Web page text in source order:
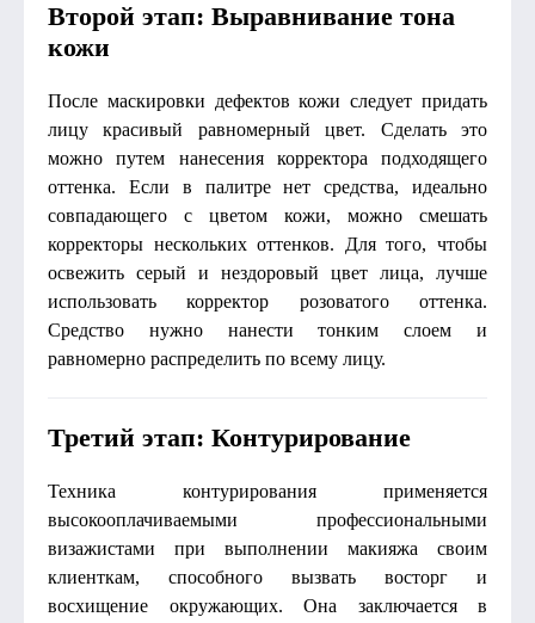
Второй этап: Выравнивание тона
кожи
После маскировки дефектов кожи следует придать
лицу красивый равномерный цвет. Сделать это
можно путем нанесения корректора подходящего
оттенка. Если в палитре нет средства, идеально
совпадающего с цветом кожи, можно смешать
корректоры нескольких оттенков. Для того, чтобы
освежить серый и нездоровый цвет лица, лучше
использовать корректор розоватого оттенка.
Средство нужно нанести тонким слоем и
равномерно распределить по всему лицу.
Третий этап: Контурирование
Техника контурирования применяется
высокооплачиваемыми профессиональными
визажистами при выполнении макияжа своим
клиенткам, способного вызвать восторг и
восхищение окружающих. Она заключается в